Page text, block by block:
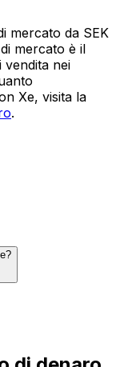
mercato da SEK
mercato è il
vendita nei
Xe, visita la
.